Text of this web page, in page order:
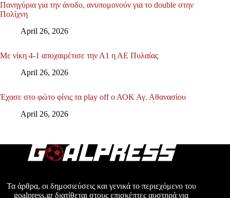
Πανηγύρια για την άνοδο, ανυπομονούν για το double στην
Πολίχνη
April 26, 2026
Με νίκη 4-1 αποχαιρέτισε την Α1 η ΑΕ Πυλαίας
April 26, 2026
Έχασε στο φώτο φίνις τα play off ο ΑΟΚ Αγ. Αθανασίου
April 26, 2026
Τα άρθρα, οι δημοσιεύσεις και γενικά το περιεχόμενο του
goalpress.gr διατίθεται στους επισκέπτες αυστηρά για